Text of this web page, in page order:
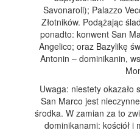
Savonaroli); Palazzo
Złotników. Podążając
ponadto: konwent San
Angelico; oraz Bazylikę
Antonin – dominikanin,
Uwaga: niestety okazało
San Marco jest
środka. W zamian za to
dominikanami: kościół i